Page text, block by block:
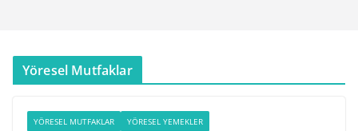
Yöresel Mutfaklar
YÖRESEL MUTFAKLAR YÖRESEL YEMEKLER